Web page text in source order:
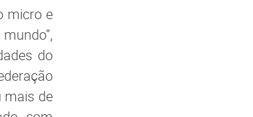
micro e
do
mais de